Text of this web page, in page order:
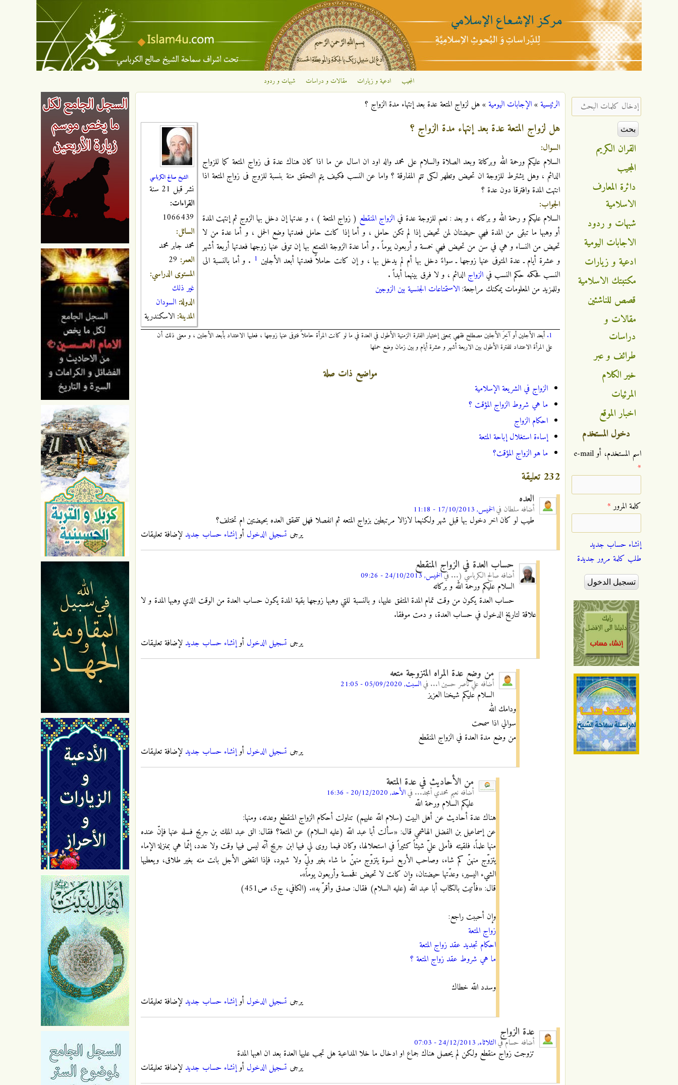
تجاوز إلى المحتوى الرئيسي
الإشعاع
الإسلامي
المجيب ادعية و زيارات مقالات و دراسات شبهات و ردود
أنت هنا
الرئيسية»الإجابات اليومية»هل لزواج المتعة عدة بعد إنتهاء مدة الزواج ؟
الشيخ صالح الكرباسي
نشر قبل 21 سنة
القراءات:
1066439
السائل:
محمد جابر محمد
العمر: 29
المستوى الدراسي:
غير ذلك
الدولة: السودان
المدينة: الاسكندرية
هل لزواج المتعة عدة بعد إنتهاء مدة الزواج ؟
السوال:
السلام عليكم ورحمة الله وبركاتة وبعد الصلاة والسلام على محمد واله اود ان اسال عن ما اذا كان هناك عدة فى زواج المتعة كما للزواج
الدائم ، وهل يشترط للزوجة ان تحيض وتطهر لكى تتم المفارقة ؟ واما عن النسب فكيف يتم التحقق منة بنسبة للزوج فى زواج المتعة اذا
انتهت المدة وافترقا دون عدة ؟
الجواب:
السلام عليكم و رحمة الله و بركاته ، و بعد : نعم للزوجة عدة في الزواج المنقطع ( زواج المتعة ) ، و عدتها إن دخل بها الزوج ثم إنتهت المدة
أو وهبها ما تبقى من المدة فهي حيضتان لمن تحيض إذا لم تكن حامل ، و أما إذا كانت حامل فعدتها وضع الحمل ، و أما عدة من لا
تحيض من النساء و هي في سن من تحيض فهي خمسة و أربعون يوماً . و أما عدة الزوجة المتمتع بها إن توفى عنها زوجها فعدتها أربعة أشهر
و عشرة أيام ـ عدة المتوفى عنها زوجها ـ سواءً دخل بها أم لم يدخل بها ، و إن كانت حاملاً فعدتها أبعد الأجلين 1 . و أما بالنسبة الى
النسب فحكمه حكم النسب في الزواج الدائم ، و لا فرق بينهما أبداً .
وللمزيد من المعلومات يمكنك مراجعة:الاستمتاعات الجنسية بين الزوجين
1. أبعد الأجلين أو آخِرَ الأجلين مصطلح فقهي بمعنى إختيار الفترة الزمنية الأطول في العدة في ما لو كانت المرأة حاملاً فتوفى عنها زوجها ، فعليها الاعتداد بأبعد الأجلين ، و معنى ذلك أن
على المرأة الاعتداد للفترة الأطول بين الاربعة أشهر و عشرة أيام و بين زمان وضع حملها
مواضيع ذات صلة
الزواج في الشريعة الإسلامية
ما هي شروط الزواج المؤقت ؟
احكام الزواج
إساءة استغلال إباحة المتعة
ما هو الزواج المؤقت؟
232 تعليقة
العده
أضافه سلطان فيالخميس, 17/10/2013 - 11:18
طيب لو كان اخر دخول بها قبل شهر ولكنهما لازالا مرتبطين بزواج المتعه ثم انفصلا فهل تتحقق العده بحيضتين ام تختلف؟
يرجى تسجيل الدخول أوإنشاء حساب جديد لإضافة تعليقات
حساب العدة في الزواج المنقطع
أضافه صالح الكرباسي (... فيالخميس, 24/10/2013 - 09:26
السلام عليكم ورحمة الله و بركاته
حساب العدة يكون من وقت تمام المدة المتفق عليها، و بالنسبة للتي وهبها زوجها بقية المدة يكون حساب العدة من الوقت الذي وهبها المدة و لا
علاقة لتاريخ الدخول في حساب العدة، و دمت موفقا.
يرجى تسجيل الدخول أوإنشاء حساب جديد لإضافة تعليقات
من وضع عدة المراه المتزوجة متعه
أضافه علي ناصر حسين ا... فيالسبت, 05/09/2020 - 21:05
السلام عليكم شيخنا العزيز
ودامك الله
سوالي اذا سمحت
من وضع مدة العدة في الزواج المنقطع
يرجى تسجيل الدخول أوإنشاء حساب جديد لإضافة تعليقات
من الأحاديث في عدة المتعة
أضافه نعيم محمدي أمجد... فيالأحد, 20/12/2020 - 16:36
عليكم السلام ورحمة اللّه
هناك عدة أحاديث عن أهل البيت (سلام اللّه عليهم) تناولت أحكام الزواج المنقطع وعدته، ومنها:
عن إسماعيل بن الفضل الهاشمي قال: «سألت أبا عبد اللّه (عليه السلام) عن المتعة؟ فقال: الق عبد الملك بن جريج فسله عنها فإنّ عنده
منها علماً، فلقيته فأملى عليّ شيئاً كثيراً في استحلالها، وكان فيما روى لي فيها ابن جريج أنّه ليس فيها وقت ولا عدد، إنّما هي بمنزلة الإماء
يتزوّج منهنّ كم شاء، وصاحب الأربع نسوة يتزوّج منهنّ ما شاء بغير وليّ ولا شهود، فإذا انقضى الأجل بانت منه بغير طلاق، ويعطيها
الشيء اليسير، وعدّتها حيضتان، وإن كانت لا تحيض فخمسة وأربعون يوماً».
قال: «فأتيت بالكتاب أبا عبد اللّه (عليه السلام) فقال: صدق وأقرّ به». (الكافي، ج5، ص451)
وإن أحببت راجع:
زواج المتعة
احكام تجديد عقد زواج المتعة
ما هي شروط عقد زواج المتعة ؟
وسدد اللّه خطاك
يرجى تسجيل الدخول أوإنشاء حساب جديد لإضافة تعليقات
عدة الزواج
أضافه حسامفيالثلاثاء, 24/12/2013 - 07:03
تزوجت زواج منقطع ولكن لم يحصل هناك جماع او ادخال ما خلا المداعبة هل تجب عليها العدة بعد ان اهبها المدة
يرجى تسجيل الدخول أوإنشاء حساب جديد لإضافة تعليقات
‏إدخال كلمات البحث ‏
القران الكريم
المجيب
دائرة المعارف
الاسلامية
شبهات و ردود
الاجابات اليومية
ادعية و زيارات
مكتبتك الاسلامية
قصص للناشئين
مقالات و
دراسات
طرائف و عبر
خير الكلام
المرئيات
اخبار الموقع
دخول المستخدم
‏اسم المستخدم، أو e-mail
*
‏كلمة المرور ‏*
إنشاء حساب جديد
طلب كلمة مرور جديدة